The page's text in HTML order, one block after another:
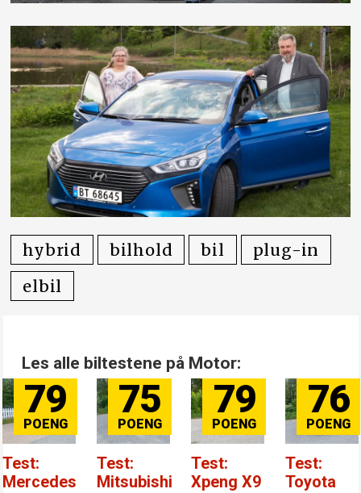
hybrid bilhold bil
plug-in
elbil
Les alle biltestene på Motor:
79
Test:
Mercedes
75
Test:
Mitsubishi
79
Test:
Xpeng X9
76
Test:
Toyota